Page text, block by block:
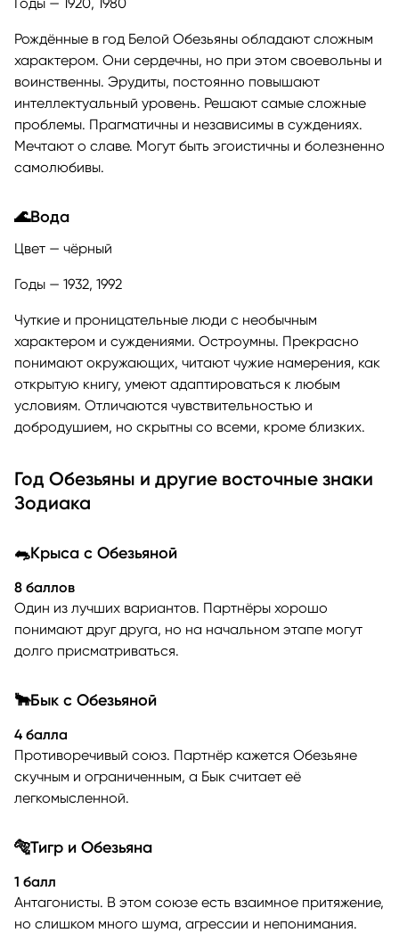
Годы — 1920, 1980
Рождённые в год Белой Обезьяны обладают сложным
характером. Они сердечны, но при этом своевольны и
воинственны. Эрудиты, постоянно повышают
интеллектуальный уровень. Решают самые сложные
проблемы. Прагматичны и независимы в суждениях.
Мечтают о славе. Могут быть эгоистичны и болезненно
самолюбивы.
🌊Вода
Цвет — чёрный
Годы — 1932, 1992
Чуткие и проницательные люди с необычным
характером и суждениями. Остроумны. Прекрасно
понимают окружающих, читают чужие намерения, как
открытую книгу, умеют адаптироваться к любым
условиям. Отличаются чувствительностью и
добродушием, но скрытны со всеми, кроме близких.
Год Обезьяны и другие восточные знаки
Зодиака
🐀Крыса с Обезьяной
8 баллов
Один из лучших вариантов. Партнёры хорошо
понимают друг друга, но на начальном этапе могут
долго присматриваться.
🐂Бык с Обезьяной
4 балла
Противоречивый союз. Партнёр кажется Обезьяне
скучным и ограниченным, а Бык считает её
легкомысленной.
🐅Тигр и Обезьяна
1 балл
Антагонисты. В этом союзе есть взаимное притяжение,
но слишком много шума, агрессии и непонимания.